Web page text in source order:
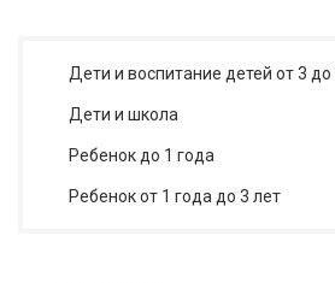
Дети и воспитание детей от 3 до
Дети и школа
Ребенок до 1 года
Ребенок от 1 года до 3 лет